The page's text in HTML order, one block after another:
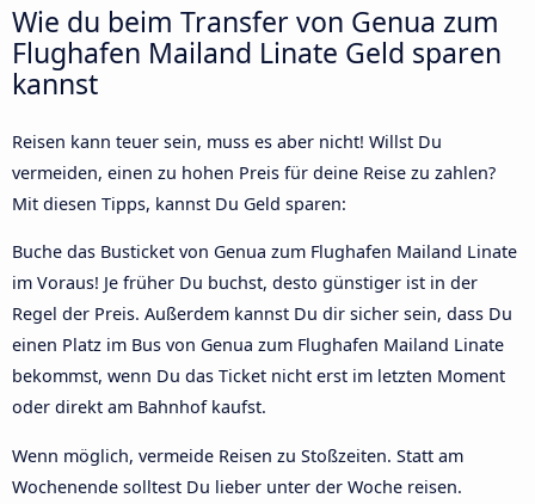
Wie du beim Transfer von Genua zum
Flughafen Mailand Linate Geld sparen
kannst
Reisen kann teuer sein, muss es aber nicht! Willst Du
vermeiden, einen zu hohen Preis für deine Reise zu zahlen?
Mit diesen Tipps, kannst Du Geld sparen:
Buche das Busticket von Genua zum Flughafen Mailand Linate
im Voraus! Je früher Du buchst, desto günstiger ist in der
Regel der Preis. Außerdem kannst Du dir sicher sein, dass Du
einen Platz im Bus von Genua zum Flughafen Mailand Linate
bekommst, wenn Du das Ticket nicht erst im letzten Moment
oder direkt am Bahnhof kaufst.
Wenn möglich, vermeide Reisen zu Stoßzeiten. Statt am
Wochenende solltest Du lieber unter der Woche reisen.